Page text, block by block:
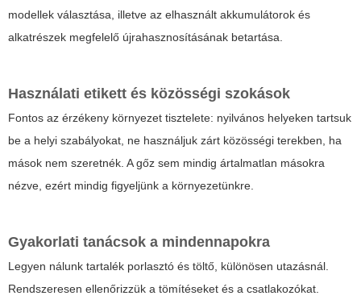
modellek választása, illetve az elhasznált akkumulátorok és
alkatrészek megfelelő újrahasznosításának betartása.
Használati etikett és közösségi szokások
Fontos az érzékeny környezet tisztelete: nyilvános helyeken tartsuk
be a helyi szabályokat, ne használjuk zárt közösségi terekben, ha
mások nem szeretnék. A gőz sem mindig ártalmatlan másokra
nézve, ezért mindig figyeljünk a környezetünkre.
Gyakorlati tanácsok a mindennapokra
Legyen nálunk tartalék porlasztó és töltő, különösen utazásnál.
Rendszeresen ellenőrizzük a tömítéseket és a csatlakozókat.